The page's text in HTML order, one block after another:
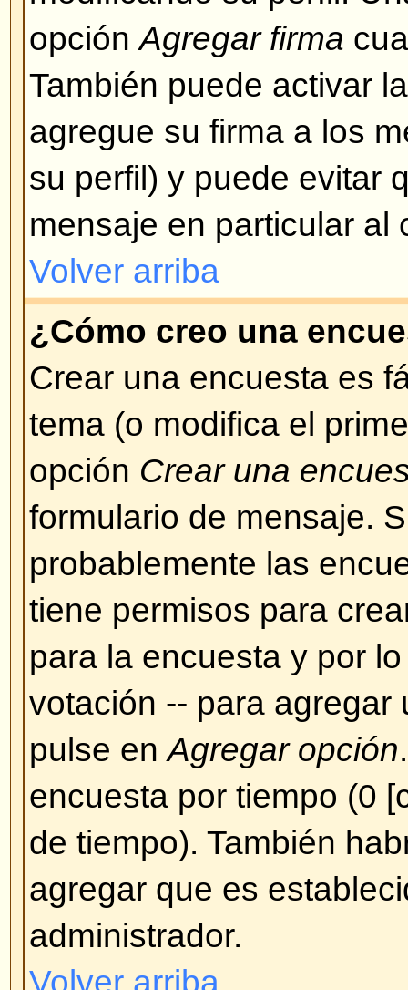
Smileys, o emoticons, son
pueden ser usados para
Aparecen introduciendo un
ejemplo: :) significa feliz, :(
completa de emoticonos
desplegada cuando se está
Trate de no abusar de ellos, si
considera que su mensaje se
este motivo, puede decidir
de los mismos.
Volver arriba
¿Puedo colocar imágenes en
Las imágenes pueden ser
Sin embargo, de momento no
herramienta que permita subir
ende, Ud. debe hacer un
que quiere que se muestre, por
http://www.unsitio.com/
hacer enlaces a imágenes que
propio PC (a menos que su PC
WEB con acceso desde
imágenes que se encuentren
autentificación (cuentas de
protegidos por contraseña,
imagen use el BBCode [img] o
correspondiente (de estar